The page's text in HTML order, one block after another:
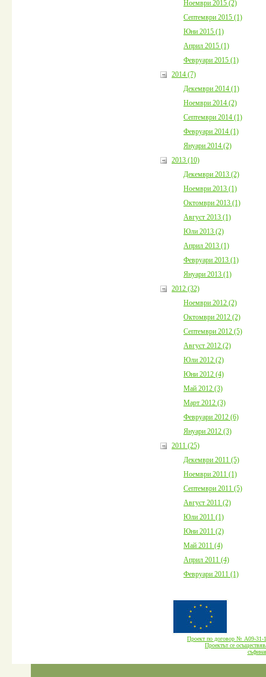
Ноември 2015 (2)
Септември 2015 (1)
Юни 2015 (1)
Април 2015 (1)
Февруари 2015 (1)
2014 (7)
Декември 2014 (1)
Ноември 2014 (2)
Септември 2014 (1)
Февруари 2014 (1)
Януари 2014 (2)
2013 (10)
Декември 2013 (2)
Ноември 2013 (1)
Октомври 2013 (1)
Август 2013 (1)
Юли 2013 (2)
Април 2013 (1)
Февруари 2013 (1)
Януари 2013 (1)
2012 (32)
Ноември 2012 (2)
Октомври 2012 (2)
Септември 2012 (5)
Август 2012 (2)
Юли 2012 (2)
Юни 2012 (4)
Май 2012 (3)
Март 2012 (3)
Февруари 2012 (6)
Януари 2012 (3)
2011 (25)
Декември 2011 (5)
Ноември 2011 (1)
Септември 2011 (5)
Август 2011 (2)
Юли 2011 (1)
Юни 2011 (2)
Май 2011 (4)
Април 2011 (4)
Февруари 2011 (1)
Проект по договор № А09-
Проектът се